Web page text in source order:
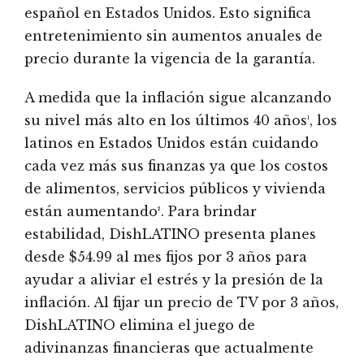
español en Estados Unidos. Esto significa
entretenimiento sin aumentos anuales de
precio durante la vigencia de la garantía.
A medida que la inflación sigue alcanzando
su nivel más alto en los últimos 40 años¹, los
latinos en Estados Unidos están cuidando
cada vez más sus finanzas ya que los costos
de alimentos, servicios públicos y vivienda
están aumentando². Para brindar
estabilidad, DishLATINO presenta planes
desde $54.99 al mes fijos por 3 años para
ayudar a aliviar el estrés y la presión de la
inflación. Al fijar un precio de TV por 3 años,
DishLATINO elimina el juego de
adivinanzas financieras que actualmente